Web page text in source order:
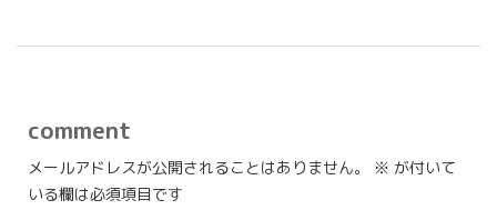
comment
メールアドレスが公開されることはありません。 ※ が付いて
いる欄は必須項目です